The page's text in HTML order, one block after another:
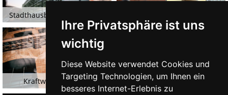
Ihre Privatsphäre ist uns
wichtig
Diese Website verwendet Cookies und
Targeting Technologien, um Ihnen ein
besseres Internet-Erlebnis zu
Stadthausbruecke Hamburg
Kraftwerk Hamburg British American Tobacco
Hamburg